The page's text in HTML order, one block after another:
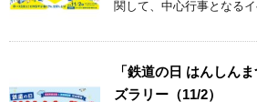
関して、中心行事となる
「鉄道の日 はんしん
ズラリー（11/2）